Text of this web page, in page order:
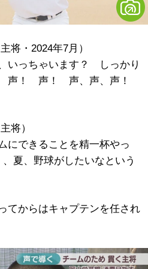
将・2024年7月）
いっちゃいます？ しっかり
声！ 声！ 声、声、声！
将）
にできることを精一杯やっ
夏、野球がしたいなという
てからはキャプテンを任され